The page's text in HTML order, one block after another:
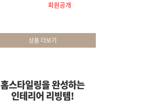
회원공개
상품 더보기
홈스타일링을 완성하는
인테리어 리빙템!